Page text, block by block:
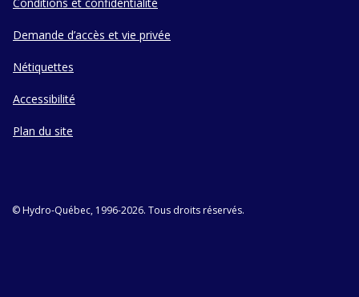
Demande d’accès et vie privée
Nétiquettes
Accessibilité
Plan du site
© Hydro-Québec, 1996-2026. Tous droits réservés.